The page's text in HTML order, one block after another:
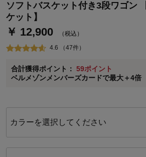
ソフトバスケット付き3段ワゴン
ケット】
￥ 12,900 （税込）
4.6 （47件）
合計獲得ポイント： 59ポイント
ベルメゾンメンバーズカードで最大＋4倍
ベルメゾン・ポイントについて
通常商品送料無料 返品引取無料（JCBの
即時入会なら更に500円OFFクーポンプレ
※メンバーズカードの加算ポイントはステージ
に対して適用されます。
カラーを選択してください